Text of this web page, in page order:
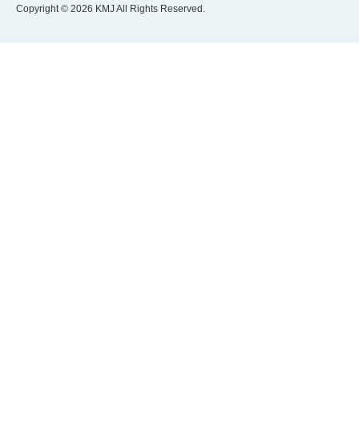
Copyright © 2026 KMJ All Rights Reserved.